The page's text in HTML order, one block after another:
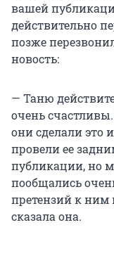
вашей
действительно
позже
новость:
— Таню
очень
они сделали это
провели ее
публикации, но
пообщались
претензий к ним
сказала она.